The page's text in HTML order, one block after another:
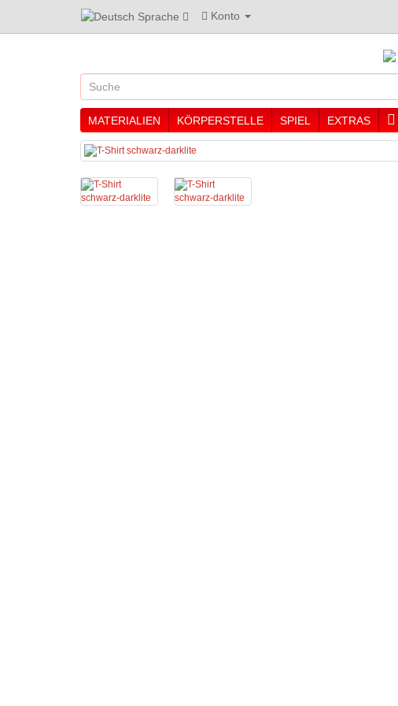
Sprache Konto
MATERIALIEN KÖRPERSTELLE SPIEL EXTRAS